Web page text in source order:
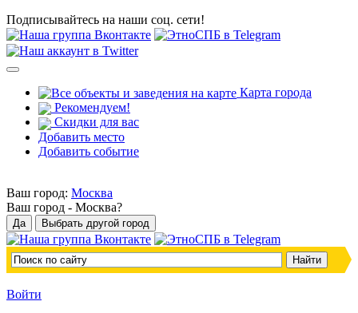
Подписывайтесь на наши соц. сети!
Карта города
Рекомендуем!
Скидки для вас
Добавить место
Добавить событие
Ваш город: Москва
Ваш город - Москва?
Войти